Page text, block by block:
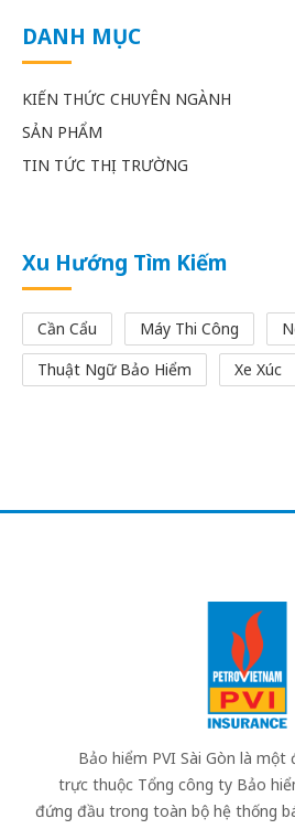
DANH MỤC
KIẾN THỨC CHUYÊN NGÀNH
SẢN PHẨM
TIN TỨC THỊ TRƯỜNG
Xu Hướng Tìm Kiếm
Cần Cẩu Máy Thi Công
Thuật Ngữ Bảo Hiểm
Xe Xúc
Bảo hiểm PVI Sài Gòn là một
trực thuộc Tổng công ty Bảo
đứng đầu trong toàn bộ hệ thống